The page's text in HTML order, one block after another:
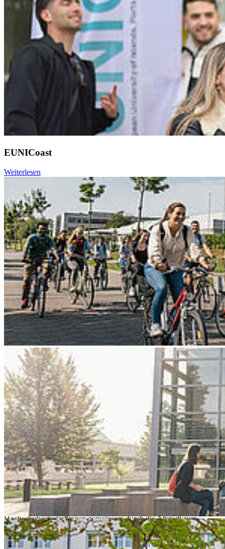
EUNICoast
Weiterlesen
Go to slide 1
Go to slide 2
Go to slide 3
Go to slide 4
Go to slide 5
Go to slide 6
Go to slide 7
Go to slide 8
Go to slide 9
Zurück
Festakt zum Beginn des neuen
Studienjahres 2026/27 mit
Immatrikulation der neuen Studierenden
Dienstag, 15. September 2026 - 14 Uhr
Kulturkirche St. Jakobi Stralsund || Hochschulkommunikation
Der Festakt zum Beginn des Studienjahres 2026/2027 findet am
Dienstag, 15.09.2026 für alle neuen Studierenden in der
Kulturkirche St. Jakobi um 14:00 Uhr statt.
Vor dem Festakt ziehen die Erstsemester und
Hochschulvertreter*innen gemeinsam durch die Altstadt zum
Vorplatz der Kirche St. Jakobi, um den Stralsunder*innen den
Semesterstart anzukündigen.